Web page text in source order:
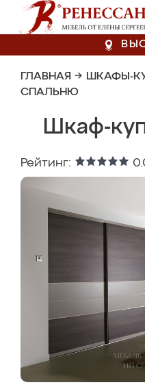
ГЛАВНАЯ → ШКАФЫ-
СПАЛЬНЮ
Шкаф-
Рейтинг: